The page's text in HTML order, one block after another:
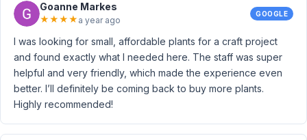
Goanne Markes
★★★★ a year ago
GOOGLE
I was looking for small, affordable plants for a craft project
and found exactly what I needed here. The staff was super
helpful and very friendly, which made the experience even
better. I’ll definitely be coming back to buy more plants.
Highly recommended!